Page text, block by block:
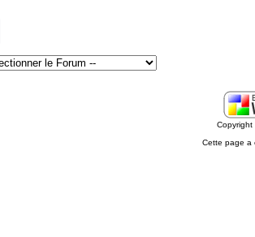
Cette page a